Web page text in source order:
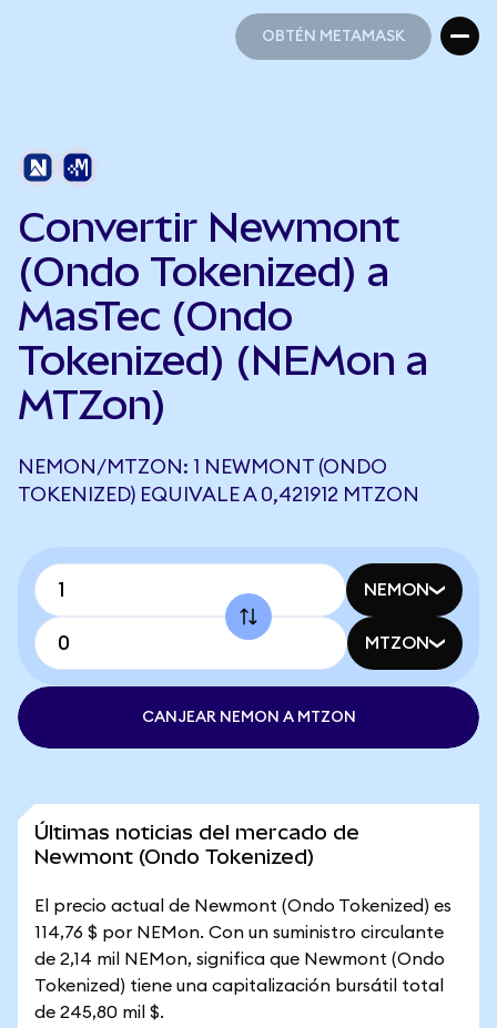
OBTÉN METAMASK
Convertir Newmont
(Ondo Tokenized) a
MasTec (Ondo
Tokenized) (NEMon a
MTZon)
NEMON/MTZON: 1 NEWMONT (ONDO
TOKENIZED) EQUIVALE A 0,421912 MTZON
NEMON
MTZON
CANJEAR NEMON A MTZON
Últimas noticias del mercado de
Newmont (Ondo Tokenized)
El precio actual de Newmont (Ondo Tokenized) es
114,76 $ por NEMon. Con un suministro circulante
de 2,14 mil NEMon, significa que Newmont (Ondo
Tokenized) tiene una capitalización bursátil total
de 245,80 mil $.